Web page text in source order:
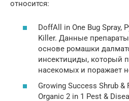
относится:
DoffAll in One Bug Spray,
Killer. Данные
основе ромашки
инсектициды, который
насекомых и поражает
Growing Success Shrub &
Organic 2 in 1 Pest &